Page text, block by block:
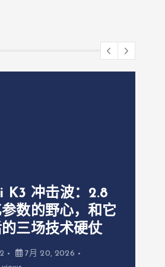
K3 冲击波：2.8
数的野心，和它
三场技术硬仗
7月 20, 2026